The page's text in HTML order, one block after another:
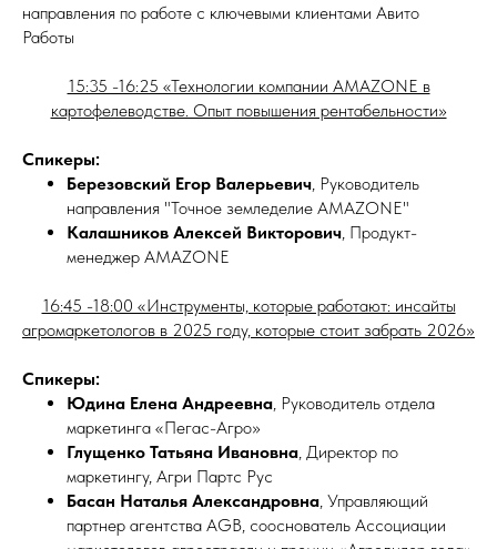
направления по работе с ключевыми клиентами Авито
Работы
15:35 -16:25 «Технологии компании AMAZONE в
картофелеводстве. Опыт повышения рентабельности»
Спикеры:
Березовский Егор Валерьевич, Руководитель
направления "Точное земледелие AMAZONE"
Калашников Алексей Викторович, Продукт-
менеджер AMAZONE
16:45 -18:00 «Инструменты, которые работают: инсайты
агромаркетологов в 2025 году, которые стоит забрать 2026»
Спикеры:
Юдина Елена Андреевна, Руководитель отдела
маркетинга «Пегас-Агро»
Глущенко Татьяна Ивановна, Директор по
маркетингу, Агри Партс Рус
Басан Наталья Александровна, Управляющий
партнер агентства AGB, сооснователь Ассоциации